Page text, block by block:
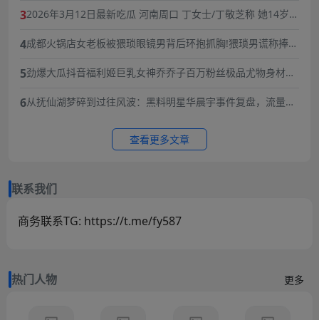
32026年3月12日最新吃瓜 河南周口 丁女士/丁敬芝称 她14岁时
暴力虐待囚禁
4成都火锅店女老板被猥琐眼镜男背后环抱抓胸!猥琐男谎称捧女
5劲爆大瓜抖音福利姬巨乳女神乔乔子百万粉丝极品尤物身材纤
的快乐体验
6从抚仙湖梦碎到过往风波：黑料明星华晨宇事件复盘，流量与
查看更多文章
联系我们
商务联系TG: https://t.me/fy587
热门人物 更多